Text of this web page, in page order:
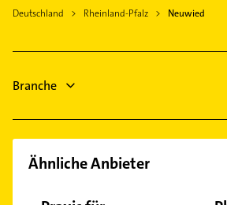
Plaidt
Vallendar
Ochtendung
Gasinstallateur
Dachdecker
Elektroinstallation
Deutschland
Rheinland-Pfalz Neuwied
Branche
Ähnliche Anbieter